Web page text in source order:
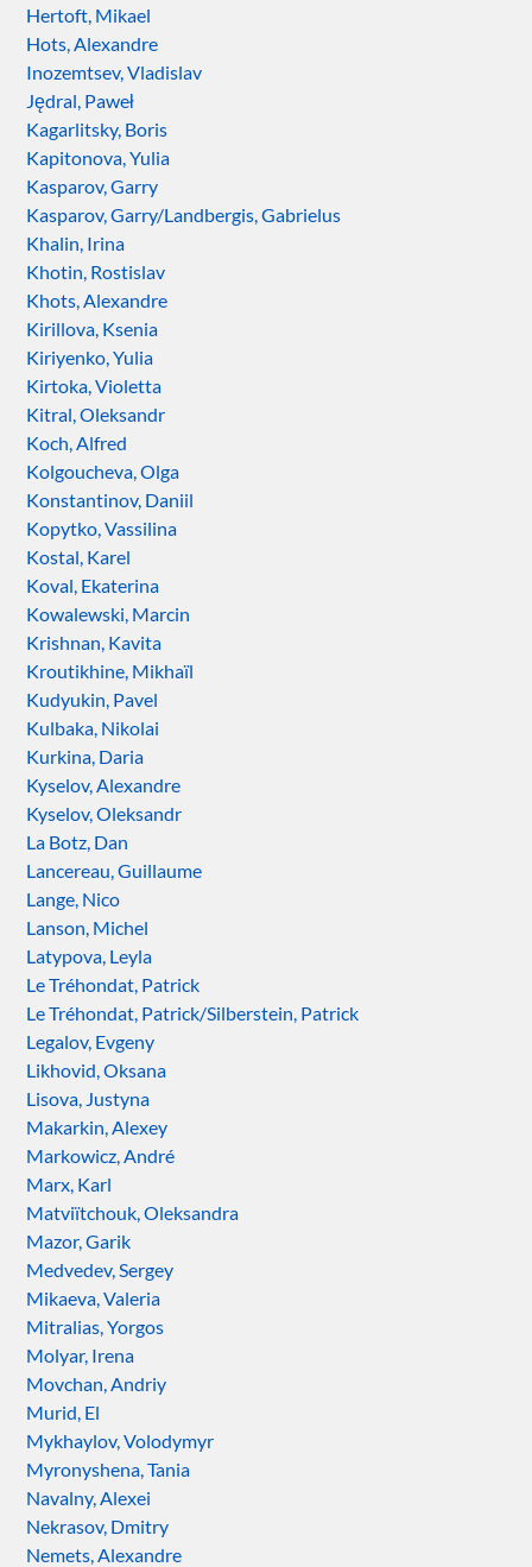
Hertoft, Mikael
Hots, Alexandre
Inozemtsev, Vladislav
Jędral, Paweł
Kagarlitsky, Boris
Kapitonova, Yulia
Kasparov, Garry
Kasparov, Garry/Landbergis, Gabrielus
Khalin, Irina
Khotin, Rostislav
Khots, Alexandre
Kirillova, Ksenia
Kiriyenko, Yulia
Kirtoka, Violetta
Kitral, Oleksandr
Koch, Alfred
Kolgoucheva, Olga
Konstantinov, Daniil
Kopytko, Vassilina
Kostal, Karel
Koval, Ekaterina
Kowalewski, Marcin
Krishnan, Kavita
Kroutikhine, Mikhaïl
Kudyukin, Pavel
Kulbaka, Nikolai
Kurkina, Daria
Kyselov, Alexandre
Kyselov, Oleksandr
La Botz, Dan
Lancereau, Guillaume
Lange, Nico
Lanson, Michel
Latypova, Leyla
Le Tréhondat, Patrick
Le Tréhondat, Patrick/Silberstein, Patrick
Legalov, Evgeny
Likhovid, Oksana
Lisova, Justyna
Makarkin, Alexey
Markowicz, André
Marx, Karl
Matviïtchouk, Oleksandra
Mazor, Garik
Medvedev, Sergey
Mikaeva, Valeria
Mitralias, Yorgos
Molyar, Irena
Movchan, Andriy
Murid, El
Mykhaylov, Volodymyr
Myronyshena, Tania
Navalny, Alexei
Nekrasov, Dmitry
Nemets, Alexandre